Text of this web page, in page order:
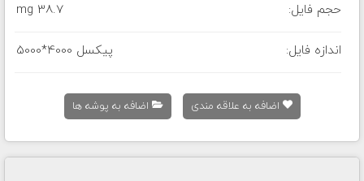
حجم فایل: 38.7 mg
اندازه فایل: 5000*4000 پیکسل
اضافه به علاقه مندی اضافه به پوشه ها